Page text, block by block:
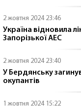
2 жовтня 2024 23:46
Україна відновила
Запорізької АЕС
2 жовтня 2024 23:40
У Бердянську
окупантів
1 жовтня 2024 15:22